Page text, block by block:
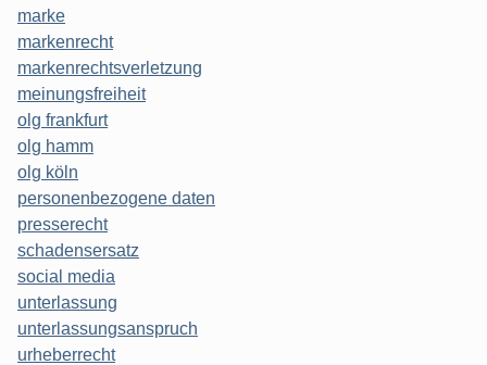
marke
markenrecht
markenrechtsverletzung
meinungsfreiheit
olg frankfurt
olg hamm
olg köln
personenbezogene daten
presserecht
schadensersatz
social media
unterlassung
unterlassungsanspruch
urheberrecht